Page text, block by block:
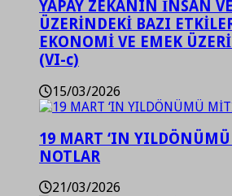
YAPAY ZEKANIN İNSAN
ÜZERİNDEKİ BAZI
EKONOMİ VE EMEK
(VI-c)
15/03/2026
19 MART ‘IN
NOTLAR
21/03/2026